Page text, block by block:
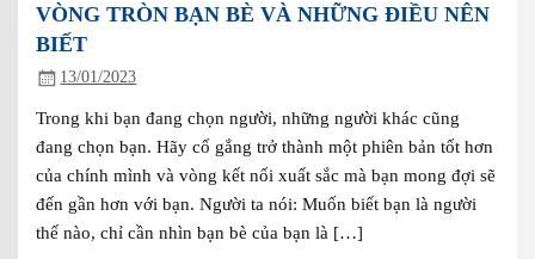
VÒNG TRÒN BẠN BÈ VÀ NHỮNG ĐIỀU NÊN
BIẾT
13/01/2023
Trong khi bạn đang chọn người, những người khác cũng
đang chọn bạn. Hãy cố gắng trở thành một phiên bản tốt hơn
của chính mình và vòng kết nối xuất sắc mà bạn mong đợi sẽ
đến gần hơn với bạn. Người ta nói: Muốn biết bạn là người
thế nào, chỉ cần nhìn bạn bè của bạn là […]